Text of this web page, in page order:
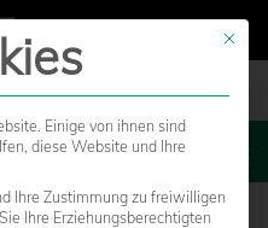
Mit
Einige von ihnen sind
diese Website und Ihre
Ihre Zustimmung zu freiwilligen
Ihre Erziehungsberechtigten